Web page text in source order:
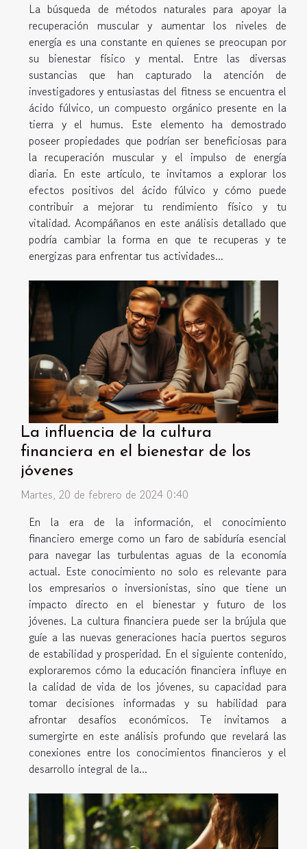
La búsqueda de métodos naturales para apoyar la
recuperación muscular y aumentar los niveles de
energía es una constante en quienes se preocupan por
su bienestar físico y mental. Entre las diversas
sustancias que han capturado la atención de
investigadores y entusiastas del fitness se encuentra el
ácido fúlvico, un compuesto orgánico presente en la
tierra y el humus. Este elemento ha demostrado
poseer propiedades que podrían ser beneficiosas para
la recuperación muscular y el impulso de energía
diaria. En este artículo, te invitamos a explorar los
efectos positivos del ácido fúlvico y cómo puede
contribuir a mejorar tu rendimiento físico y tu
vitalidad. Acompáñanos en este análisis detallado que
podría cambiar la forma en que te recuperas y te
energizas para enfrentar tus actividades...
La influencia de la cultura
financiera en el bienestar de los
jóvenes
Martes, 20 de febrero de 2024 0:40
En la era de la información, el conocimiento
financiero emerge como un faro de sabiduría esencial
para navegar las turbulentas aguas de la economía
actual. Este conocimiento no solo es relevante para
los empresarios o inversionistas, sino que tiene un
impacto directo en el bienestar y futuro de los
jóvenes. La cultura financiera puede ser la brújula que
guíe a las nuevas generaciones hacia puertos seguros
de estabilidad y prosperidad. En el siguiente contenido,
exploraremos cómo la educación financiera influye en
la calidad de vida de los jóvenes, su capacidad para
tomar decisiones informadas y su habilidad para
afrontar desafíos económicos. Te invitamos a
sumergirte en este análisis profundo que revelará las
conexiones entre los conocimientos financieros y el
desarrollo integral de la...